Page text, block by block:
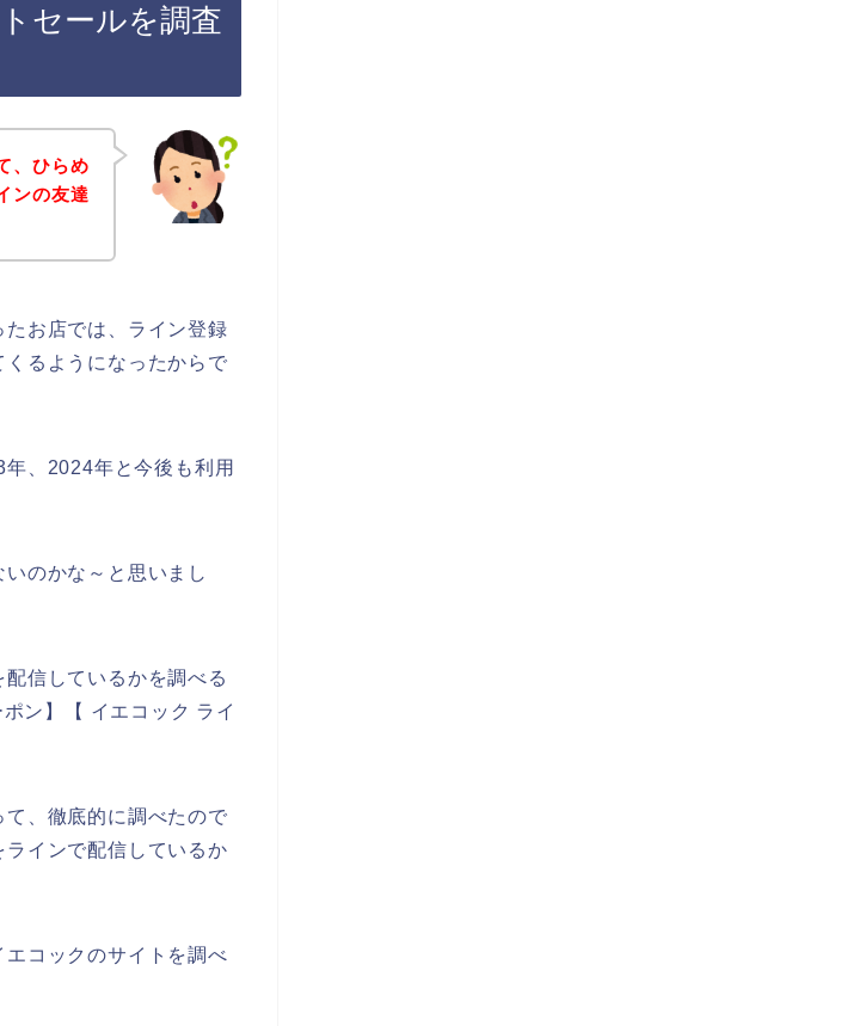
セールを調査
、ひらめ
ンの友達
お店では、ライン登録
るようになったからで
、2024年と今後も利用
のかな～と思いまし
信しているかを調べる
ン】【 イエコック ライ
、徹底的に調べたので
インで配信しているか
コックのサイトを調べ